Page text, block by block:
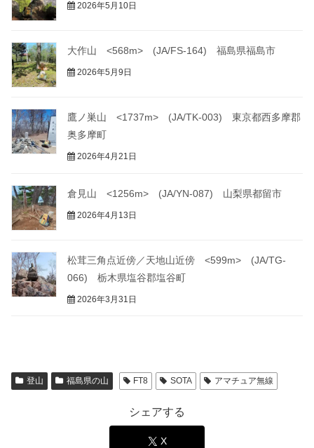
2026年5月10日
大作山 <568m> (JA/FS-164) 福島県福島市
2026年5月9日
鷹ノ巣山 <1737m> (JA/TK-003) 東京都西多摩郡
奥多摩町
2026年4月21日
倉見山 <1256m> (JA/YN-087) 山梨県都留市
2026年4月13日
松茸三角点近傍／天地山近傍 <599m> (JA/TG-
066) 栃木県塩谷郡塩谷町
2026年3月31日
登山 福島県の山 FT8 SOTA アマチュア無線
シェアする
X